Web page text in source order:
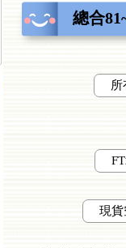
總合
現貨